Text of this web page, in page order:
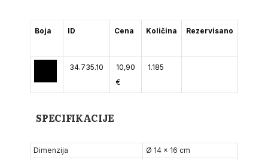
Boja ID Cena Količina Rezervisano
34.735.10
10,90
€
1.185
SPECIFIKACIJE
Dimenzija
Ø 14 x 16 cm